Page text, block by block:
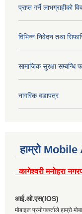
प्राप्त गर्ने लाभग्राहीको
विभिन्न निवेदन तथा
सामाजिक सुरक्षा सम्बन्धि
नागरिक वडापत्र
हाम्रो
कागेश्वरी मनोहरा
आई.ओ.एस(IOS)
मोबाइल प्रयोगकर्ताले हाम्रो